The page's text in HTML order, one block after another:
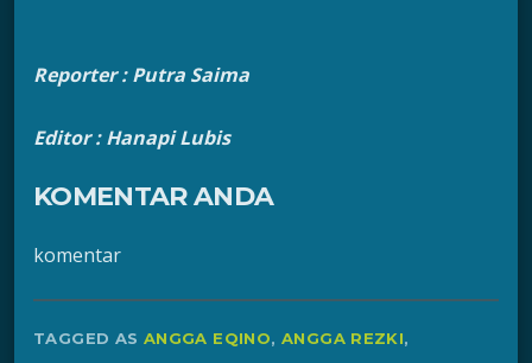
Reporter : Putra Saima
Editor : Hanapi Lubis
KOMENTAR ANDA
komentar
TAGGED AS ANGGA EQINO, ANGGA REZKI,